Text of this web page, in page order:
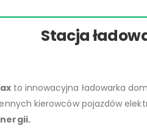
Stacja
to innowacyjna ładowarka
kierowców pojazdów